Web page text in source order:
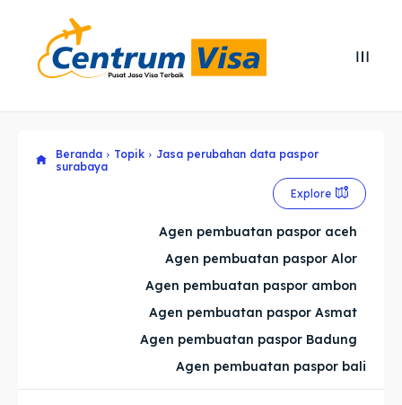
Explore our destinations
Explore our destinations
Beranda Topik
Jasa perubahan data paspor
surabaya
Explore
Agen pembuatan paspor aceh
Agen pembuatan paspor Alor
Agen pembuatan paspor ambon
Agen pembuatan paspor Asmat
Agen pembuatan paspor Badung
Agen pembuatan paspor bali